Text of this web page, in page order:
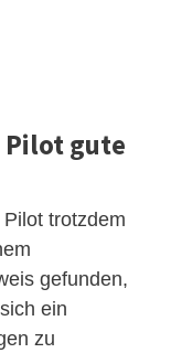
Pilot gute
trotzdem
gefunden,
ein
zu